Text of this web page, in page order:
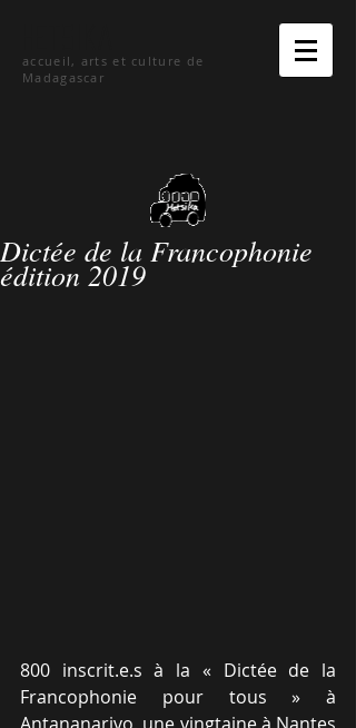
accueil, arts et culture de
Madagascar
Dictée de la Francophonie
édition 2019
800 inscrit.e.s à la « Dictée de la
Francophonie pour tous » à